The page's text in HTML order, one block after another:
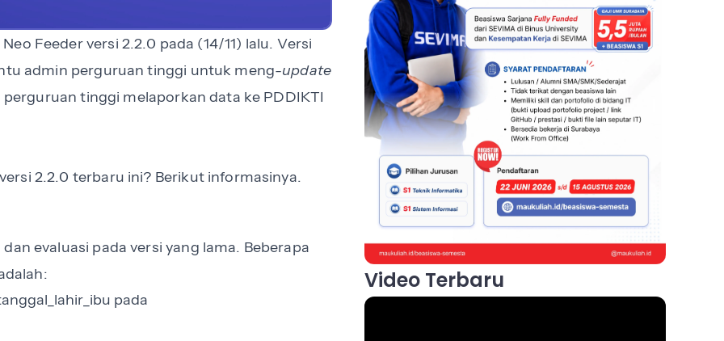
Feeder versi 2.2.0 pada (14/11) lalu. Versi
admin perguruan tinggi untuk meng-update
tinggi melaporkan data ke PDDIKTI
2.2.0 terbaru ini? Berikut informasinya.
evaluasi pada versi yang lama. Beberapa
pada
Video Terbaru